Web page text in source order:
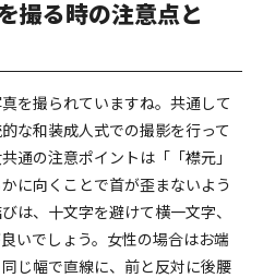
撮る時の注意点と
を撮られていますね。共通して
な和装成人式での撮影を行って
通の注意ポイントは「「襟元」
に向くことで首が歪まないよう
は、十文字を避けて横一文字、
いでしょう。女性の場合はお端
じ幅で直線に、前と反対に後腰